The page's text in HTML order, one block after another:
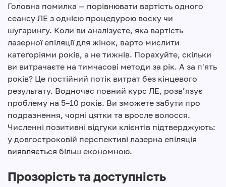
Головна помилка — порівнювати вартість одного
сеансу ЛЕ з однією процедурою воску чи
шугарингу. Коли ви аналізуєте, яка вартість
лазерної епіляції для жінок, варто мислити
категоріями років, а не тижнів. Порахуйте, скільки
ви витрачаєте на тимчасові методи за рік. А за п'ять
років? Це постійний потік витрат без кінцевого
результату. Водночас повний курс ЛЕ, розв’язує
проблему на 5–10 років. Ви зможете забути про
подразнення, чорні цятки та вросле волосся.
Численні позитивні відгуки клієнтів підтверджують:
у довгостроковій перспективі лазерна епіляція
виявляється більш економною.
Прозорість та доступність